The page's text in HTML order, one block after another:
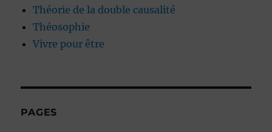
Théorie de la double causalité
Théosophie
Vivre pour être
PAGES